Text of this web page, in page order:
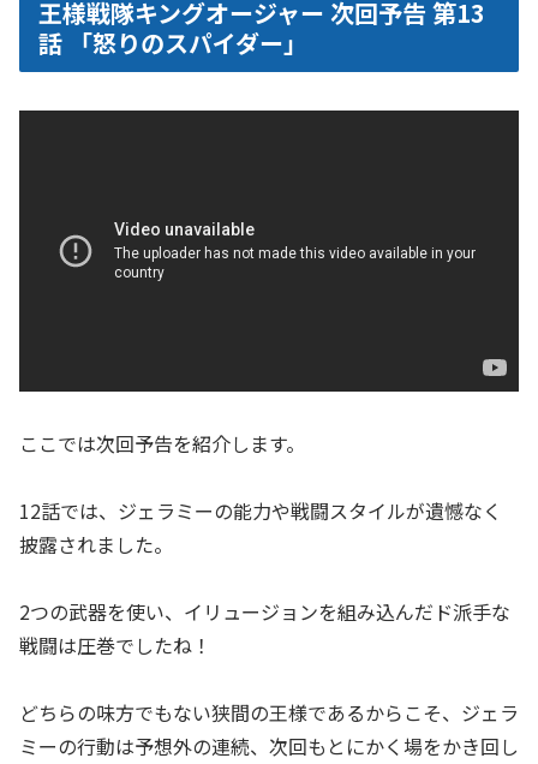
王様戦隊キングオージャー 次回予告 第13
話 「怒りのスパイダー」
ここでは次回予告を紹介します。
12話では、ジェラミーの能力や戦闘スタイルが遺憾なく
披露されました。
2つの武器を使い、イリュージョンを組み込んだド派手な
戦闘は圧巻でしたね！
どちらの味方でもない狭間の王様であるからこそ、ジェラ
ミーの行動は予想外の連続、次回もとにかく場をかき回し